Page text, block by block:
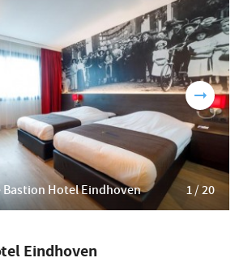
Hotel Eindhoven 1 / 20
Eindhoven